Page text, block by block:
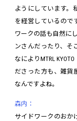
ようにしています。
を経営しているので
ワークの話も自然に
ンさんだったり、そ
なによりMTRL
ださった方も、雑貨
なんですよね。
森内：
サイドワークのおか